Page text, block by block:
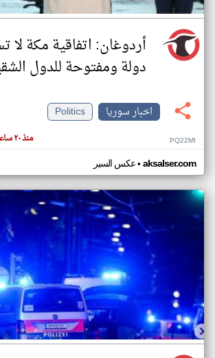
أردوغان: اتفاقية مكة
دولة ومفتوحة للدول
اخبار سوريا
Politics
منذ ٢٠ ساعة PQ22MI
عكس السير• aksalser.com